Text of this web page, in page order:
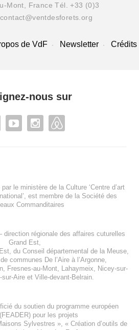
Mont, France Tél. +33 (0)3
contact@ventdesforets.org
de VdF Newsletter Crédits
nous sur
le ministère de la Culture ‘Centre d’art
est membre de la Société des
Commanditaires
direction régionale des affaires cuturelles
Grand Est,
, du Conseil départemental de la Meuse,
communes De l’Aire à l’Argonne,
Fresnes-au-Mont Lahaymeix
Nicey-sur-
sur-Aireet Ville-devant-Belrain.
du soutien du programme européen
pour les projets
Sylvestres », « Création d’outils de